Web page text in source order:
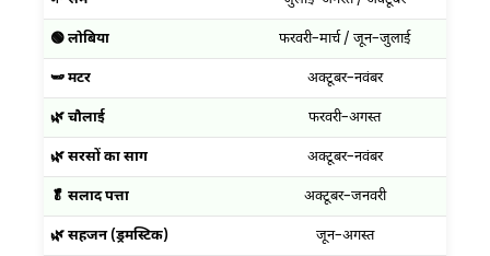
🟢 लोबिया फरवरी–मार्च / जून–जुलाई
🫛 मटर अक्टूबर–नवंबर
🌿 चौलाई फरवरी–अगस्त
🌿 सरसों का साग अक्टूबर–नवंबर
🥬 सलाद पत्ता अक्टूबर–जनवरी
🌿 सहजन (ड्रमस्टिक) जून–अगस्त